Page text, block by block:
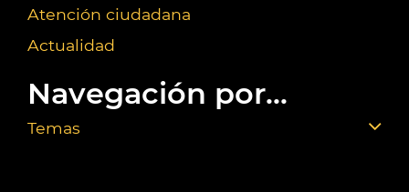
Atención ciudadana
Actualidad
Navegación por...
Temas